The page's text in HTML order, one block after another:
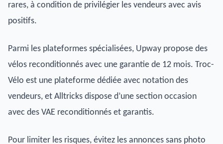
rares, à condition de privilégier les vendeurs avec avis
positifs.
Parmi les plateformes spécialisées, Upway propose des
vélos reconditionnés avec une garantie de 12 mois. Troc-
Vélo est une plateforme dédiée avec notation des
vendeurs, et Alltricks dispose d’une section occasion
avec des VAE reconditionnés et garantis.
Pour limiter les risques, évitez les annonces sans photo